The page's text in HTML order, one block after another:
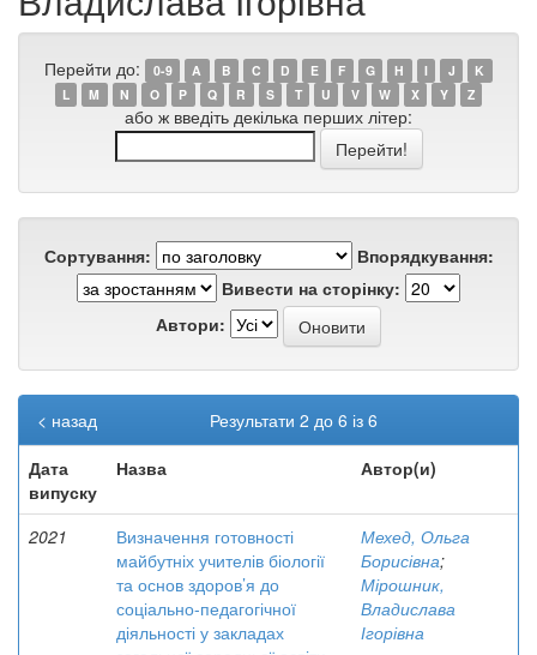
Перейти до: 0-9 A B C D E F G H I J
K
L
M N O P Q R S T U V W X Y Z
або ж введіть декілька перших літер:
Сортування:
Впорядкування:
Вивести на сторінку:
Автори:
Результати 2 до 6 із 6
< назад
Дата
випуску
Назва Автор(и)
2021
Визначення готовності
майбутніх учителів біології
та основ здоров’я до
соціально-педагогічної
діяльності у закладах
Мехед, Ольга
Борисівна;
Мірошник,
Владислава
Ігорівна